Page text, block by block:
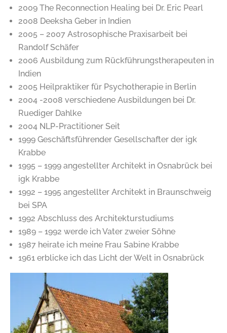
2009 The Reconnection Healing bei Dr. Eric Pearl
2008 Deeksha Geber in Indien
2005 – 2007 Astrosophische Praxisarbeit bei
Randolf Schäfer
2006 Ausbildung zum Rückführungstherapeuten in
Indien
2005 Heilpraktiker für Psychotherapie in Berlin
2004 -2008 verschiedene Ausbildungen bei Dr.
Ruediger Dahlke
2004 NLP-Practitioner Seit
1999 Geschäftsführender Gesellschafter der igk
Krabbe
1995 – 1999 angestellter Architekt in Osnabrück bei
igk Krabbe
1992 – 1995 angestellter Architekt in Braunschweig
bei SPA
1992 Abschluss des Architekturstudiums
1989 – 1992 werde ich Vater zweier Söhne
1987 heirate ich meine Frau Sabine Krabbe
1961 erblicke ich das Licht der Welt in Osnabrück